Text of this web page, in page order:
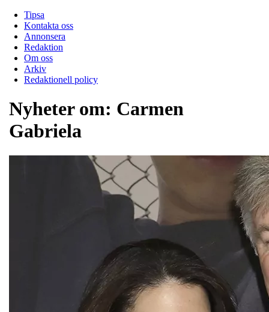
Tipsa
Kontakta oss
Annonsera
Redaktion
Om oss
Arkiv
Redaktionell policy
Nyheter om: Carmen
Gabriela